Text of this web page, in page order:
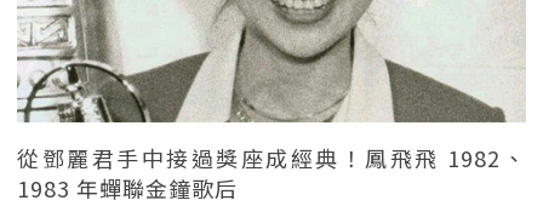
從鄧麗君手中接過獎座成經典！鳳飛飛 1982、
1983 年蟬聯金鐘歌后